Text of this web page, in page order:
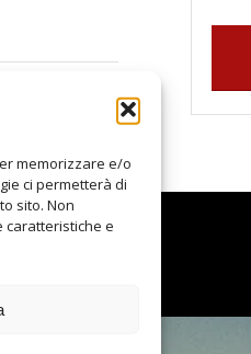
memorizzare e/o
ci permetterà di
sito. Non
caratteristiche e